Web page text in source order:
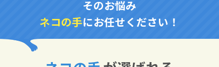
そのお悩み
ネコの手にお任せください！